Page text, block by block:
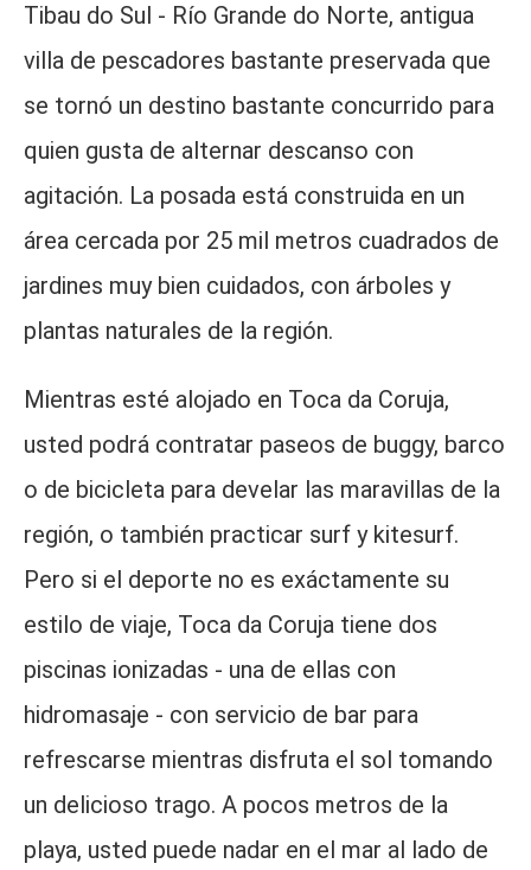
Tibau do Sul - Río Grande do Norte, antigua
villa de pescadores bastante preservada que
se tornó un destino bastante concurrido para
quien gusta de alternar descanso con
agitación. La posada está construida en un
área cercada por 25 mil metros cuadrados de
jardines muy bien cuidados, con árboles y
plantas naturales de la región.
Mientras esté alojado en Toca da Coruja,
usted podrá contratar paseos de buggy, barco
o de bicicleta para develar las maravillas de la
región, o también practicar surf y kitesurf.
Pero si el deporte no es exáctamente su
estilo de viaje, Toca da Coruja tiene dos
piscinas ionizadas - una de ellas con
hidromasaje - con servicio de bar para
refrescarse mientras disfruta el sol tomando
un delicioso trago. A pocos metros de la
playa, usted puede nadar en el mar al lado de